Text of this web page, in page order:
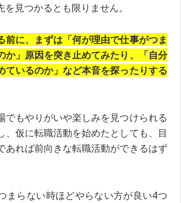
見つかるとも限りません。
前に、まずは「何が理由で仕事がつま
か」原因を突き止めてみたり、「自分
ているのか」など本音を探ったりする
でもやりがいや楽しみを見つけられる
、仮に転職活動を始めたとしても、目
あれば前向きな転職活動ができるはず
まらない時ほどやらない方が良い4つ